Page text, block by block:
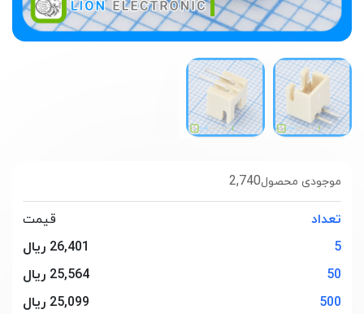
2,740موجودی محصول
تعداد
قیمت
5
26,401 ریال
50
25,564 ریال
500
25,099 ریال